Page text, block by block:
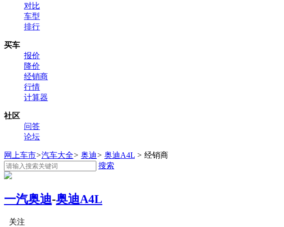
对比
车型
排行
买车
报价
降价
经销商
行情
计算器
社区
问答
论坛
网上车市>汽车大全> 奥迪> 奥迪A4L > 经销商
搜索
一汽奥迪-奥迪A4L
关注